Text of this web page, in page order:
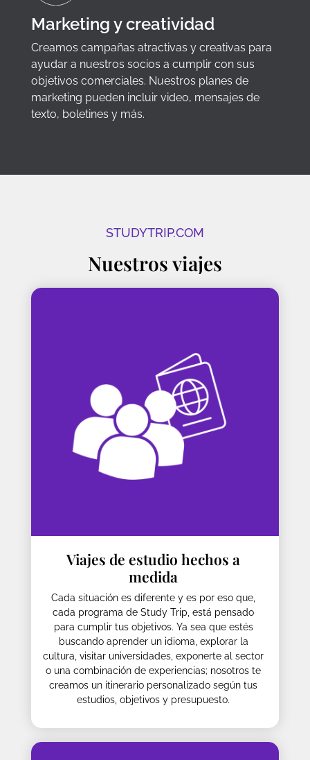
Marketing y creatividad
Creamos campañas atractivas y creativas para
ayudar a nuestros socios a cumplir con sus
objetivos comerciales. Nuestros planes de
marketing pueden incluir video, mensajes de
texto, boletines y más.
STUDYTRIP.COM
Nuestros viajes
Viajes de estudio hechos a
medida
Cada situación es diferente y es por eso que,
cada programa de Study Trip, está pensado
para cumplir tus objetivos. Ya sea que estés
buscando aprender un idioma, explorar la
cultura, visitar universidades, exponerte al sector
o una combinación de experiencias; nosotros te
creamos un itinerario personalizado según tus
estudios, objetivos y presupuesto.